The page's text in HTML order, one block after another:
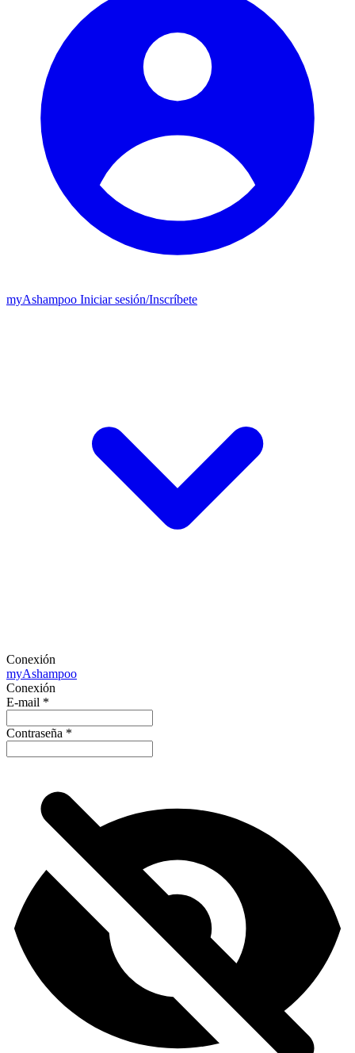
myAshampoo Iniciar sesión/Inscríbete
Conexión
myAshampoo
Conexión
E-mail *
Contraseña *